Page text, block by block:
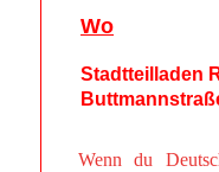
Wenn du
Wo
Stadtteilladen